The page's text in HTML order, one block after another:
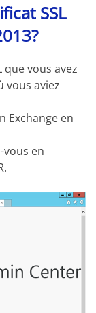
SSL
que vous avez
vous aviez
Exchange en
vous en